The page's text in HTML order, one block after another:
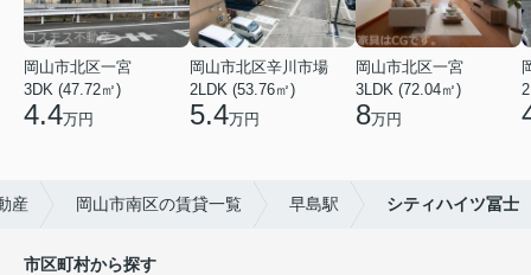
岡山市北区一宮
3DK (47.72㎡)
4.4万円
岡山市北区辛川市場
2LDK (53.76㎡)
5.4万円
岡山市北区一宮
3LDK (72.04㎡)
8万円
産 岡山市南区の賃貸一覧 早島駅 シティハイツ冨士
市区町村から探す